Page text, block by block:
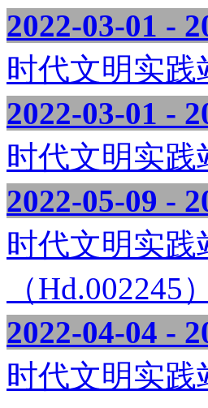
2022-03-01 -
时代文明实践
2022-03-01 -
时代文明实践
2022-05-09 -
时代文明实
（Hd.002245）
2022-04-04 -
时代文明实践